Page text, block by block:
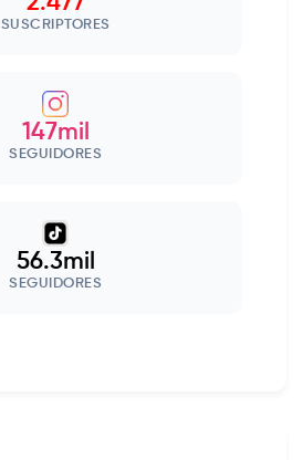
SUSCRIPTORES
147mil
SEGUIDORES
56.3mil
SEGUIDORES